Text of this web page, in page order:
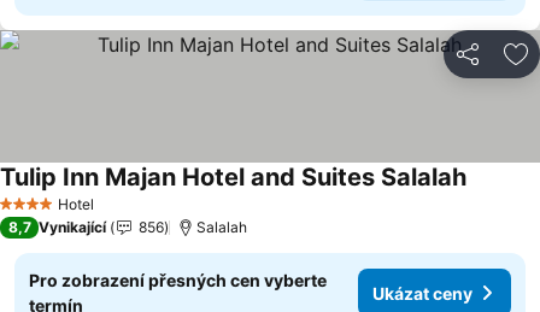
Sdílet
4 Počet hvězdiček
Hotel
Tulip Inn Majan Hotel and Suites SalalahUkázat
8,7 Vynikající 856 Salalah
Pro zobrazení přesných cen vyberte
termín
Ukázat ceny